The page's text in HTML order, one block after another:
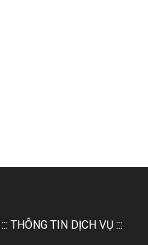
::: THÔNG TIN DỊCH VỤ :::